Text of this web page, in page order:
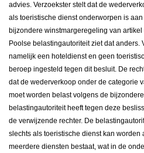
advies. Verzoekster stelt dat de
als toeristische dienst onderworpen is
bijzondere winstmargeregeling van
Poolse belastingautoriteit ziet dat anders.
namelijk een hoteldienst en geen
beroep ingesteld tegen dit besluit. De
dat de wederverkoop onder de categorie
moet worden belast volgens de
belastingautoriteit heeft tegen deze
de verwijzende rechter. De
slechts als toeristische dienst kan
meerdere diensten bestaat, wat in de